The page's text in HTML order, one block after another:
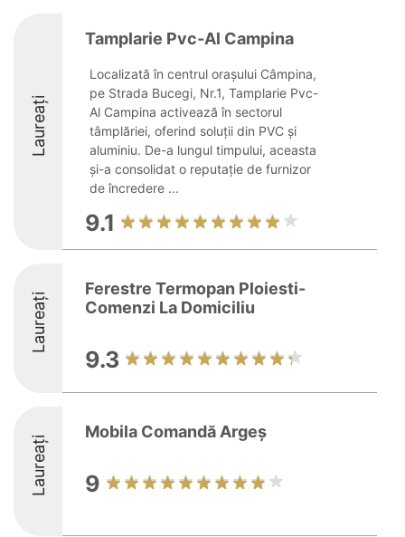
Laureați
Tamplarie Pvc-Al Campina
Localizată în centrul orașului Câmpina,
pe Strada Bucegi, Nr.1, Tamplarie Pvc-
Al Campina activează în sectorul
tâmplăriei, oferind soluții din PVC și
aluminiu. De-a lungul timpului, aceasta
și-a consolidat o reputație de furnizor
de încredere ...
9.1
Laureați
Ferestre Termopan Ploiesti-
Comenzi La Domiciliu
9.3
Laureați
Mobila Comandă Argeș
9